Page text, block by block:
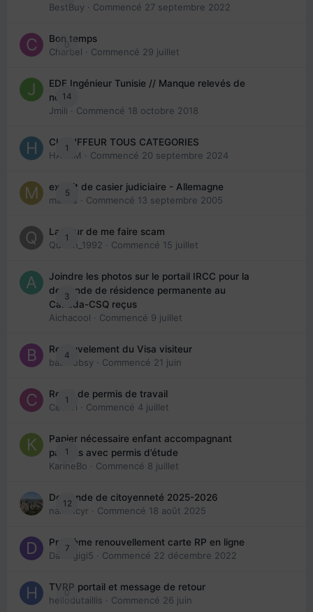
BestBuy · Commencé 27 septembre 2022
0
Bon temps
Charbel · Commencé 29 juillet
14
EDE Ingénieur Tunisie // Manque relevés de
note
Jmili · Commencé 18 octobre 2018
1
CHAUFFEUR TOUS CATEGORIES
HAZEM · Commencé 20 septembre 2024
5
extrait de casier judiciaire - Allemagne
maries · Commencé 13 septembre 2005
1
La peur de me faire scam
Queen_1992 · Commencé 15 juillet
3
Joindre les photos sur le portail IRCC pour la
demande de résidence permanente au
Canada-CSQ reçus
Aichacool · Commencé 9 juillet
4
Renouvelement du Visa visiteur
babibubsy · Commencé 21 juin
1
Refus de permis de travail
Cedbri · Commencé 4 juillet
1
Papier nécessaire enfant accompagnant
parents avec permis d’étude
KarineBo · Commencé 8 juillet
12
Demande de citoyenneté 2025-2026
nanancyr · Commencé 18 août 2025
7
Problème renouvellement carte RP en ligne
Davidgigi5 · Commencé 22 décembre 2022
0
TVRP portail et message de retour
hellodutaillis · Commencé 26 juin